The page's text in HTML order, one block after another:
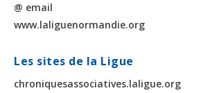
@ email
www.laliguenormandie.org
Les sites de la Ligue
chroniquesassociatives.laligue.org